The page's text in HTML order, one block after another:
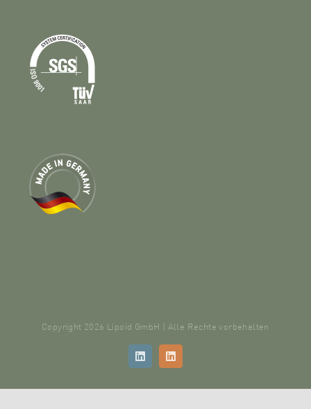
Copyright 2026 Lipoid GmbH | Alle Rechte vorbehalten
LinkedInLinkedIn